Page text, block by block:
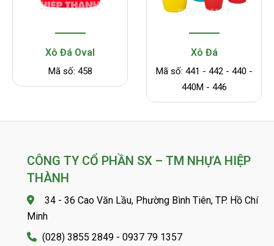
Xô Đá Oval
Mã số: 458
Xô Đá
Mã số: 441 - 442 - 440 -
440M - 446
CÔNG TY CỔ PHẦN SX – TM NHỰA HIỆP
THÀNH
34 - 36 Cao Văn Lầu, Phường Bình Tiên, TP. Hồ Chí
Minh
(028) 3855 2849 - 0937 79 1357